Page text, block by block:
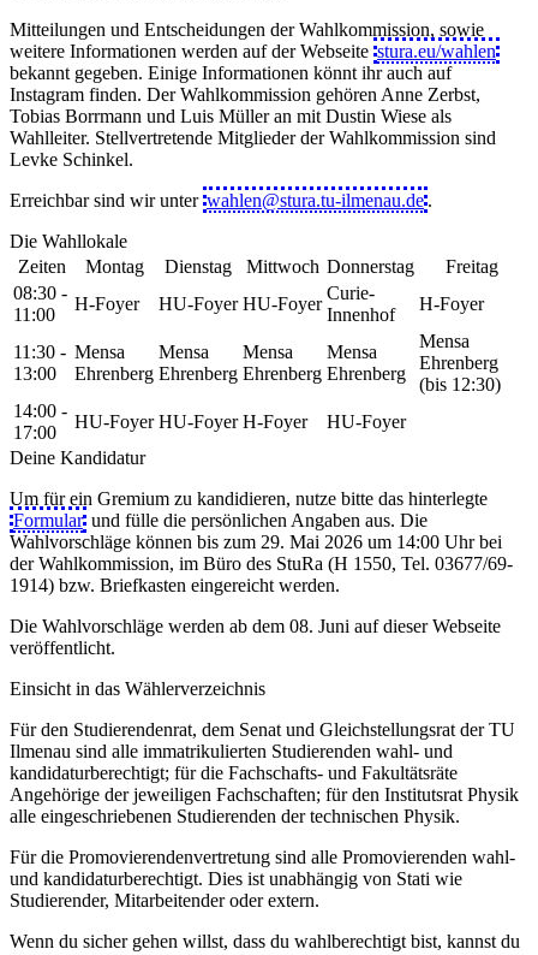
Mitteilungen und Entscheidungen der Wahlkommission, sowie
weitere Informationen werden auf der Webseite stura.eu/wahlen
bekannt gegeben. Einige Informationen könnt ihr auch auf
Instagram finden. Der Wahlkommission gehören Anne Zerbst,
Tobias Borrmann und Luis Müller an mit Dustin Wiese als
Wahlleiter. Stellvertretende Mitglieder der Wahlkommission sind
Levke Schinkel.
Erreichbar sind wir unter wahlen@stura.tu-ilmenau.de .
Die Wahllokale
Zeiten
Montag Dienstag Mittwoch Donnerstag
Freitag
08:30 -
11:00
H-Foyer HU-Foyer HU-Foyer
Curie-
Innenhof
H-Foyer
11:30 -
13:00
Mensa
Ehrenberg
Mensa
Ehrenberg
Mensa
Ehrenberg
Mensa
Ehrenberg
Mensa
Ehrenberg
(bis 12:30)
14:00 -
17:00
HU-Foyer HU-Foyer H-Foyer
HU-Foyer
Deine Kandidatur
Um für ein Gremium zu kandidieren, nutze bitte das hinterlegte
Formular und fülle die persönlichen Angaben aus. Die
Wahlvorschläge können bis zum 29. Mai 2026 um 14:00 Uhr bei
der Wahlkommission, im Büro des StuRa (H 1550, Tel. 03677/69-
1914) bzw. Briefkasten eingereicht werden.
Die Wahlvorschläge werden ab dem 08. Juni auf dieser Webseite
veröffentlicht.
Einsicht in das Wählerverzeichnis
Für den Studierendenrat, dem Senat und Gleichstellungsrat der TU
Ilmenau sind alle immatrikulierten Studierenden wahl- und
kandidaturberechtigt; für die Fachschafts- und Fakultätsräte
Angehörige der jeweiligen Fachschaften; für den Institutsrat Physik
alle eingeschriebenen Studierenden der technischen Physik.
Für die Promovierendenvertretung sind alle Promovierenden wahl-
und kandidaturberechtigt. Dies ist unabhängig von Stati wie
Studierender, Mitarbeitender oder extern.
Wenn du sicher gehen willst, dass du wahlberechtigt bist, kannst du